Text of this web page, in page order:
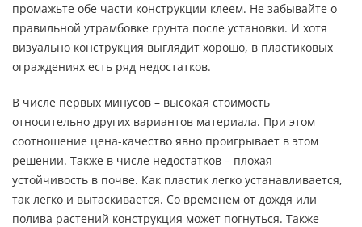
промажьте обе части конструкции клеем. Не забывайте о
правильной утрамбовке грунта после установки. И хотя
визуально конструкция выглядит хорошо, в пластиковых
ограждениях есть ряд недостатков.
В числе первых минусов – высокая стоимость
относительно других вариантов материала. При этом
соотношение цена-качество явно проигрывает в этом
решении. Также в числе недостатков – плохая
устойчивость в почве. Как пластик легко устанавливается,
так легко и вытаскивается. Со временем от дождя или
полива растений конструкция может погнуться. Также